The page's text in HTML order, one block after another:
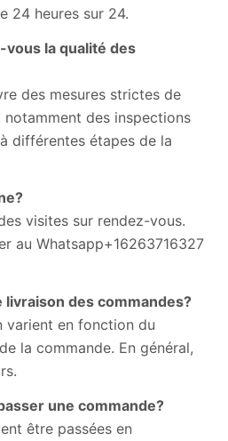
24 heures sur 24.
la qualité des
des mesures strictes de
des inspections
différentes étapes de la
visites sur rendez-vous.
au Whatsapp+16263716327
livraison des commandes?
varient en fonction du
la commande. En général,
une commande?
être passées en